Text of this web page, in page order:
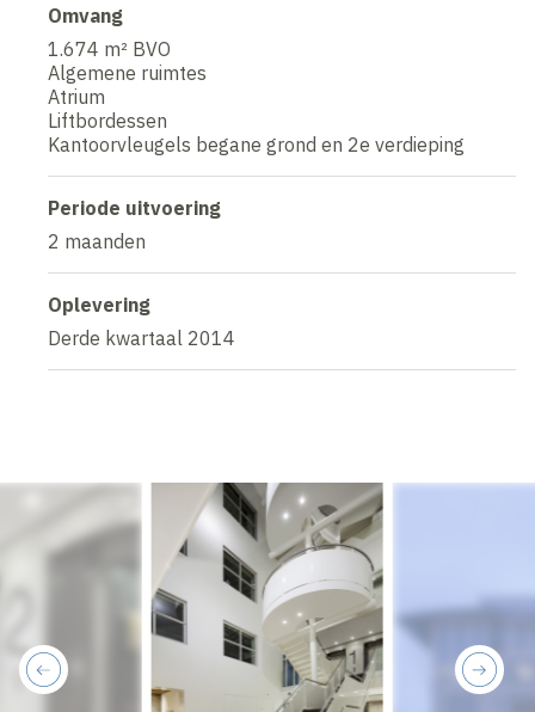
Omvang
1.674 m² BVO
Algemene ruimtes
Atrium
Liftbordessen
Kantoorvleugels begane grond en 2e verdieping
Periode uitvoering
2 maanden
Oplevering
Derde kwartaal 2014
next
previous